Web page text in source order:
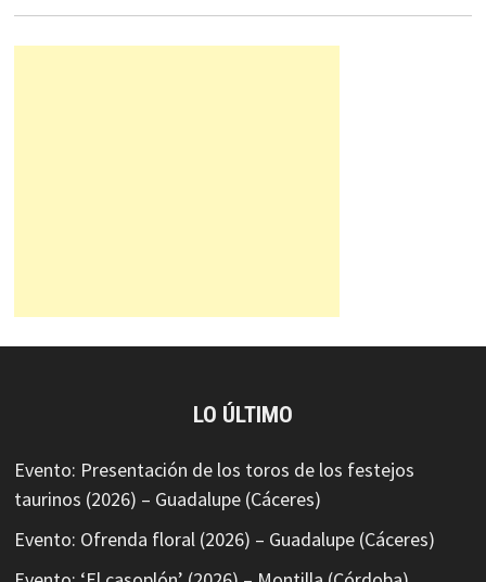
LO ÚLTIMO
Evento: Presentación de los toros de los festejos
taurinos (2026) – Guadalupe (Cáceres)
Evento: Ofrenda floral (2026) – Guadalupe (Cáceres)